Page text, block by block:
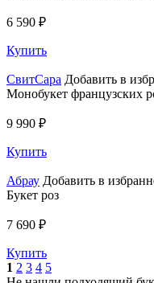
6 590 ₽
Купить
СвитСара Добавить в
Монобукет французских
9 990 ₽
Купить
Абрау Добавить в
Букет роз
7 690 ₽
Купить
1 2 3 4 5